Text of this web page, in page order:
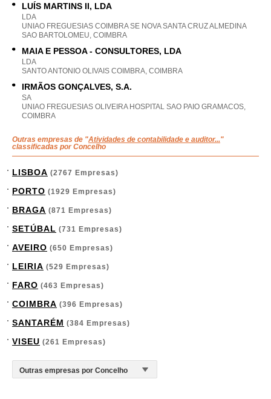
LUÍS MARTINS II, LDA
LDA
UNIAO FREGUESIAS COIMBRA SE NOVA SANTA CRUZ ALMEDINA
SAO BARTOLOMEU, COIMBRA
MAIA E PESSOA - CONSULTORES, LDA
LDA
SANTO ANTONIO OLIVAIS COIMBRA, COIMBRA
IRMÃOS GONÇALVES, S.A.
SA
UNIAO FREGUESIAS OLIVEIRA HOSPITAL SAO PAIO GRAMACOS,
COIMBRA
Outras empresas de "Atividades de contabilidade e auditor..."
classificadas por Concelho
LISBOA (2767 Empresas)
PORTO (1929 Empresas)
BRAGA (871 Empresas)
SETÚBAL (731 Empresas)
AVEIRO (650 Empresas)
LEIRIA (529 Empresas)
FARO (463 Empresas)
COIMBRA (396 Empresas)
SANTARÉM (384 Empresas)
VISEU (261 Empresas)